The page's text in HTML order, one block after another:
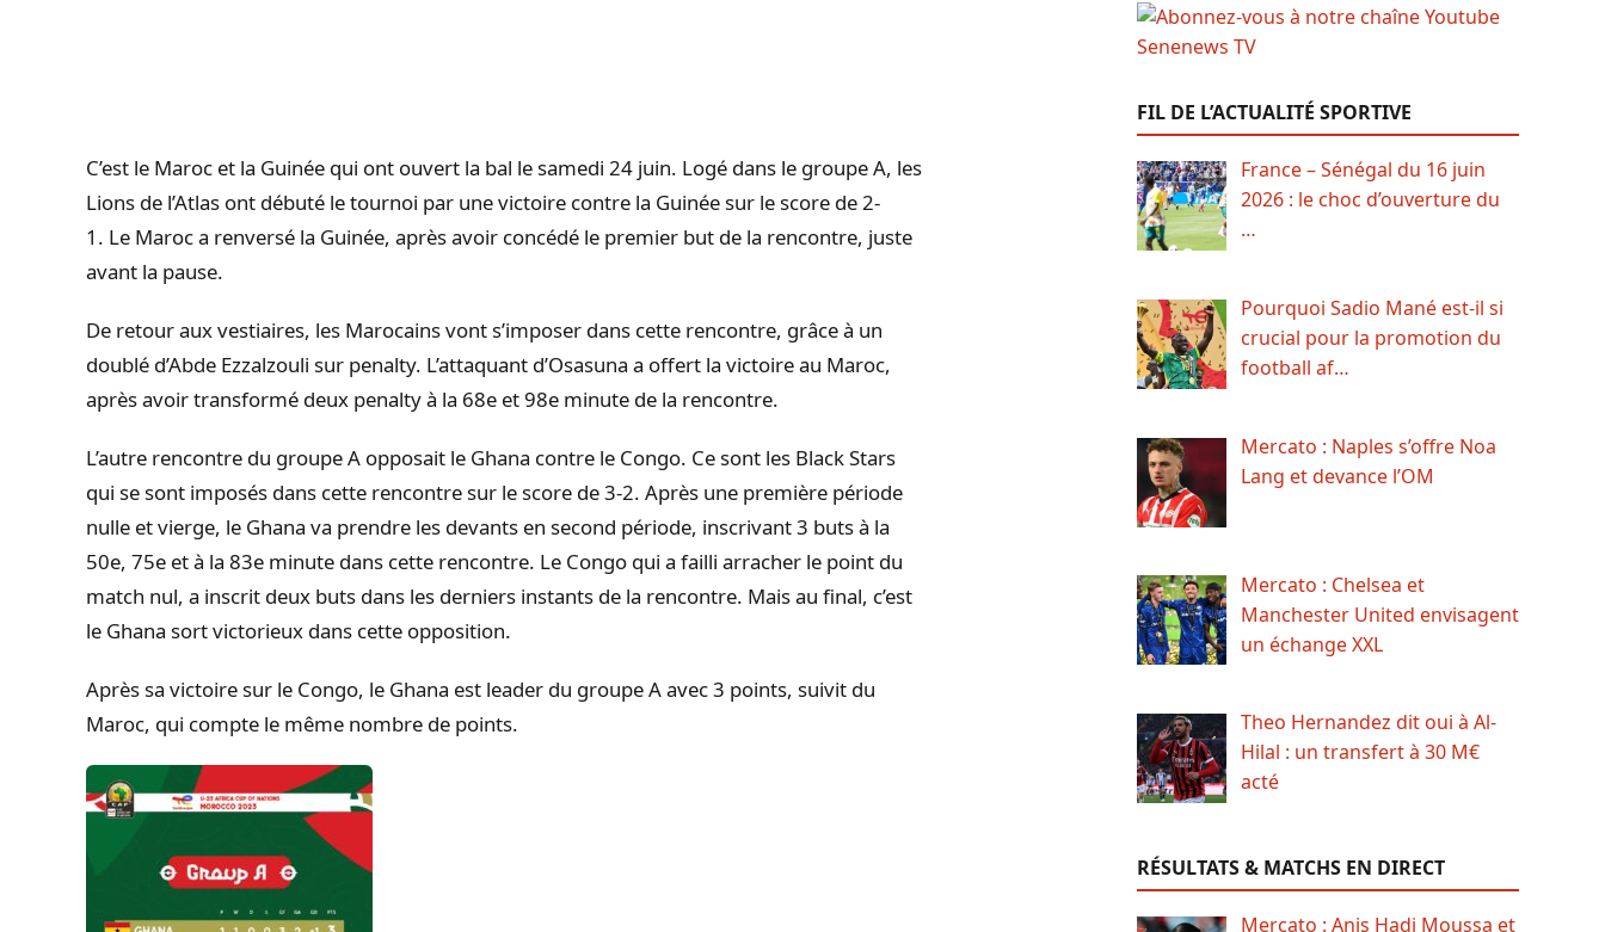
C’est le Maroc et la Guinée qui ont ouvert la bal le samedi 24 juin. Logé dans le groupe A, les
Lions de l’Atlas ont débuté le tournoi par une victoire contre la Guinée sur le score de 2-
1. Le Maroc a renversé la Guinée, après avoir concédé le premier but de la rencontre, juste
avant la pause.
De retour aux vestiaires, les Marocains vont s’imposer dans cette rencontre, grâce à un
doublé d’Abde Ezzalzouli sur penalty. L’attaquant d’Osasuna a offert la victoire au Maroc,
après avoir transformé deux penaltyà la 68e et 98e minute de la rencontre.
L’autre rencontre du groupe A opposait le Ghana contre le Congo. Ce sont les Black Stars
qui se sont imposés dans cette rencontre sur le score de 3-2. Après une première période
nulle et vierge, le Ghana va prendre les devants en second période, inscrivant 3 buts à la
50e, 75e et à la 83e minute dans cette rencontre. Le Congo qui a failli arracher le point du
match nul, a inscrit deux buts dans les derniers instants de la rencontre. Mais au final, c’est
le Ghana sort victorieux dans cette opposition.
Après sa victoire sur le Congo, le Ghana est leader du groupe A avec 3 points, suivit du
Maroc, qui compte le même nombre de points.
FIL DE L’ACTUALITÉ SPORTIVE
France – Sénégal du 16 juin
2026 : le choc d’ouverture du
…
Pourquoi Sadio Mané est-il si
crucial pour la promotion du
football af…
Mercato : Naples s’offre Noa
Lang et devance l’OM
Mercato : Chelsea et
Manchester United envisagent
un échange XXL
Theo Hernandez dit oui à Al-
Hilal : un transfert à 30 M€
acté
RÉSULTATS & MATCHS EN DIRECT
Mercato : Anis Hadj Moussa et